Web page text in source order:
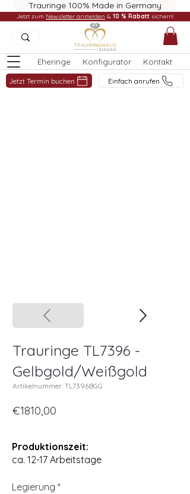
Trauringe 100% Made in Germany
Eheringe Konfigurator Kontakt
Jetzt Termin buchen Einfach anrufen
Jetzt zum Newsletter anmelden & 10 % Rabatt sichern!
Trauringe TL7396 -
Gelbgold/Weißgold
Artikelnummer: TL7396BGG
€1810,00
Produktionszeit:
ca. 12-17 Arbeitstage
Legierung